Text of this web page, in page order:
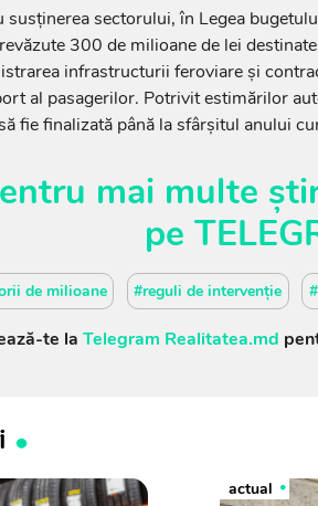
susținerea sectorului, în Legea
300 de milioane de lei
infrastructurii feroviare și
al pasagerilor. Potrivit estimărilor
fie finalizată până la sfârșitul anului
mai multe
pe
de milioane #reguli de intervenție
te la Telegram Realitatea.md
actual